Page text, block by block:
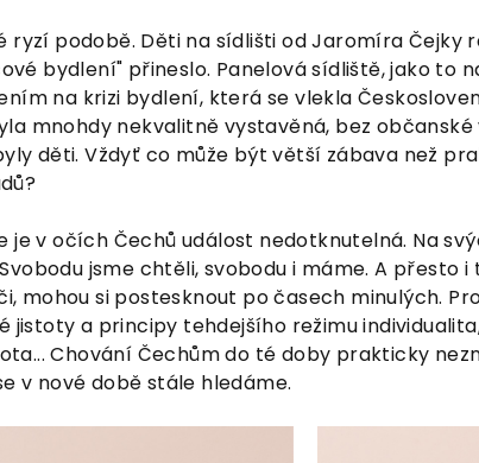
ryzí podobě. Děti na sídlišti od Jaromíra Čejky
bydlení" přineslo. Panelová sídliště, jako to
na krizi bydlení, která se vlekla
mnohdy nekvalitně vystavěná, bez
děti. Vždyť co může být větší zábava než
je v očích Čechů událost nedotknutelná. Na
jsme chtěli, svobodu i máme. A přesto
mohou si postesknout po časech minulých.
jistoty a principy tehdejšího režimu
Chování Čechům do té doby prakticky
v nové době stále hledáme.